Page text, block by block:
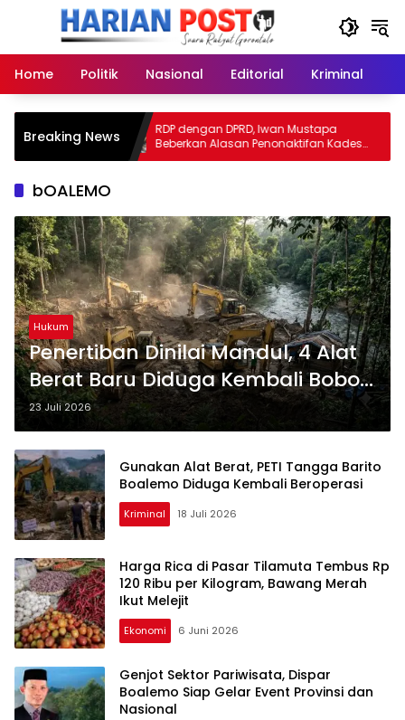
Home
Politik Nasional Editorial Kriminal
Breaking News
Sah!
RDP dengan DPRD, Iwan Mustapa
Beberkan Alasan Penonaktifan Kades
Toto Utara
bOALEMO
Hukum
Penertiban Dinilai Mandul, 4 Alat
Berat Baru Diduga Kembali Bobol
PETI Tangga Barito
23 Juli 2026
Gunakan Alat Berat, PETI Tangga Barito
Boalemo Diduga Kembali Beroperasi
Kriminal 18 Juli 2026
Harga Rica di Pasar Tilamuta Tembus Rp
120 Ribu per Kilogram, Bawang Merah
Ikut Melejit
Ekonomi 6 Juni 2026
Genjot Sektor Pariwisata, Dispar
Boalemo Siap Gelar Event Provinsi dan
Nasional